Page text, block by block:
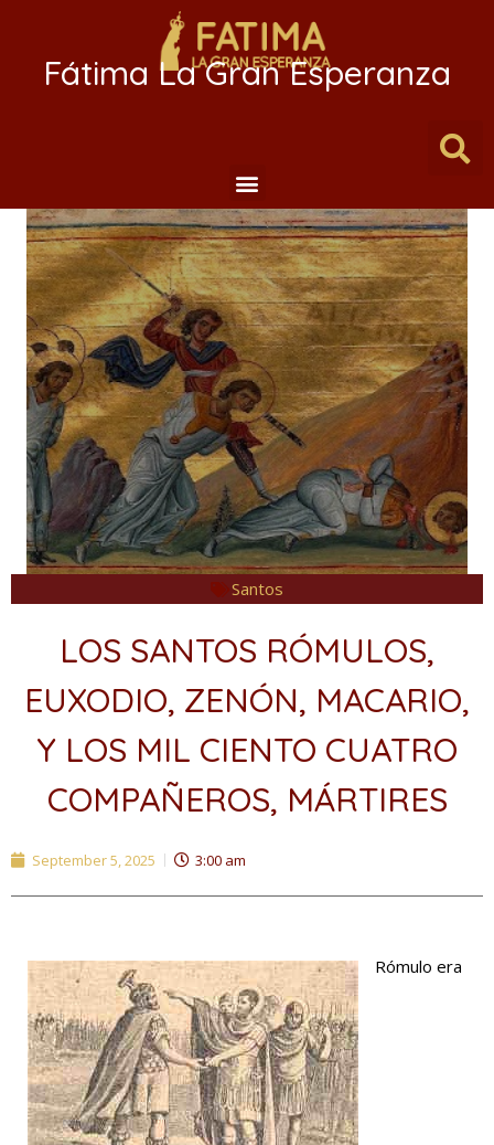
Fátima La Gran Esperanza
Santos
LOS SANTOS RÓMULOS,
EUXODIO, ZENÓN, MACARIO,
Y LOS MIL CIENTO CUATRO
COMPAÑEROS, MÁRTIRES
September 5, 2025 3:00 am
Rómulo era